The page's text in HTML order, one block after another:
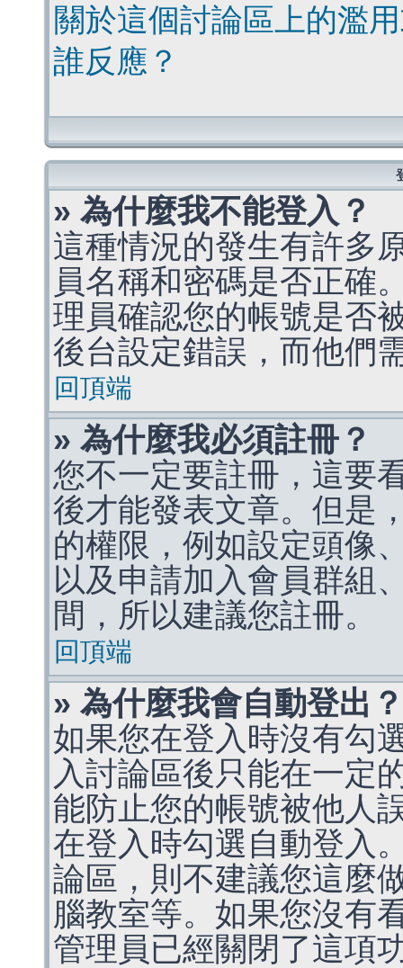
關於這個討論區上的濫
誰反應？
» 為什麼我不能登入？
這種情況的發生有許多
員名稱和密碼是否正確
理員確認您的帳號是否
後台設定錯誤，而他們
回頂端
» 為什麼我必須註冊？
您不一定要註冊，這要
後才能發表文章。但是
的權限，例如設定頭像
以及申請加入會員群組
間，所以建議您註冊。
回頂端
» 為什麼我會自動登出？
如果您在登入時沒有勾
入討論區後只能在一定
能防止您的帳號被他人
在登入時勾選自動登入
論區，則不建議您這麼
腦教室等。如果您沒有
管理員已經關閉了這項